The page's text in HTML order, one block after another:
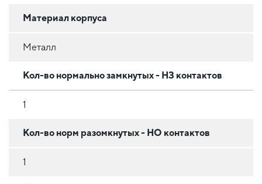
Материал корпуса
Металл
Кол-во нормально замкнутых - НЗ контактов
1
Кол-во норм разомкнутых - НО контактов
1